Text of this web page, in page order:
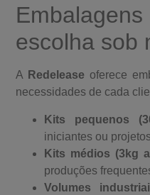
escolha sob
A Redelease oferece
necessidades de cada
Kits pequenos
iniciantes ou
Kits médios (3kg
produções
Volumes